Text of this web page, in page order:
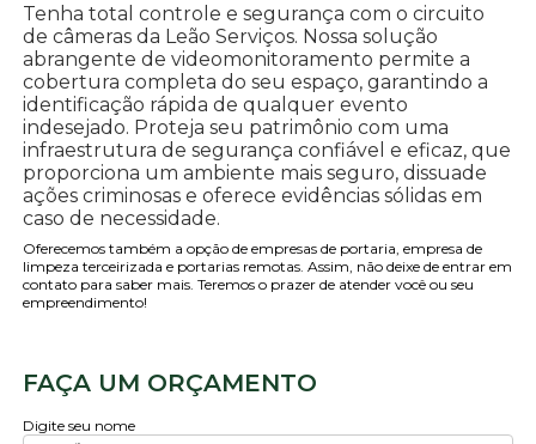
Tenha total controle e segurança com o circuito
de câmeras da Leão Serviços. Nossa solução
abrangente de videomonitoramento permite a
cobertura completa do seu espaço, garantindo a
identificação rápida de qualquer evento
indesejado. Proteja seu patrimônio com uma
infraestrutura de segurança confiável e eficaz, que
proporciona um ambiente mais seguro, dissuade
ações criminosas e oferece evidências sólidas em
caso de necessidade.
Oferecemos também a opção de empresas de portaria, empresa de
limpeza terceirizada e portarias remotas. Assim, não deixe de entrar em
contato para saber mais. Teremos o prazer de atender você ou seu
empreendimento!
FAÇA UM ORÇAMENTO
Digite seu nome